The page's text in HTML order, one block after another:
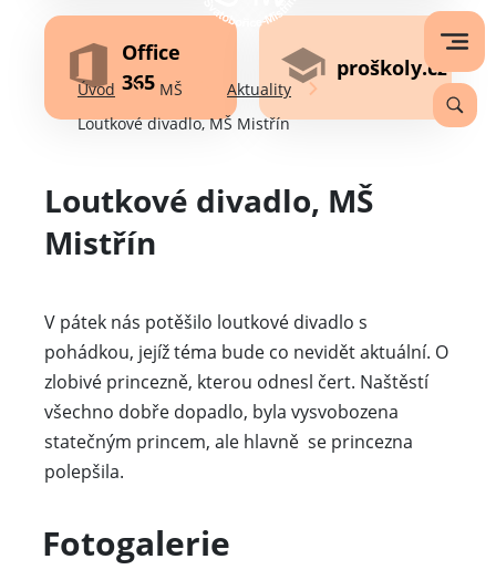
Office
365
proškoly.cz
Úvod MŠ
Aktuality
Loutkové divadlo, MŠ Mistřín
Loutkové divadlo, MŠ
Mistřín
V pátek nás potěšilo loutkové divadlo s
pohádkou, jejíž téma bude co nevidět aktuální. O
zlobivé princezně, kterou odnesl čert. Naštěstí
všechno dobře dopadlo, byla vysvobozena
statečným princem, ale hlavně se princezna
polepšila.
Fotogalerie